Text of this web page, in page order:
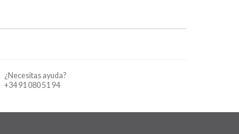
¿Necesitas ayuda?
+34 91 080 51 94